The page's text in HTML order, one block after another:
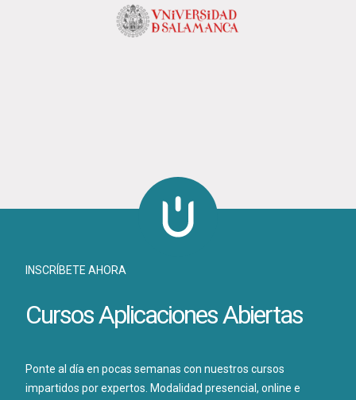
INSCRÍBETE AHORA
Cursos Aplicaciones Abiertas
Ponte al día en pocas semanas con nuestros cursos
impartidos por expertos. Modalidad presencial, online e